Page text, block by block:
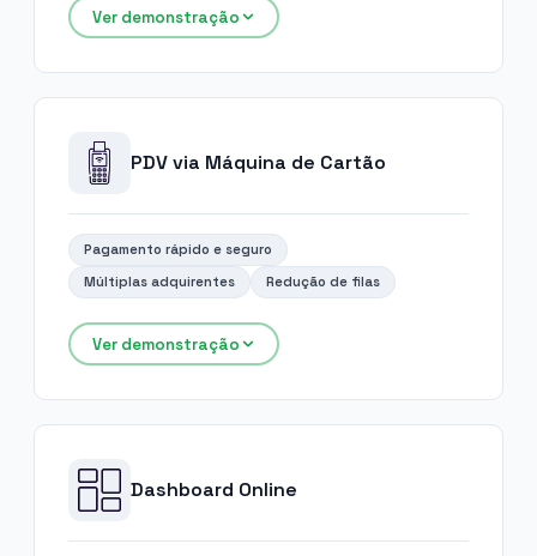
Ver demonstração
PDV via Máquina de Cartão
Pagamento rápido e seguro
Múltiplas adquirentes
Redução de filas
Ver demonstração
Dashboard Online